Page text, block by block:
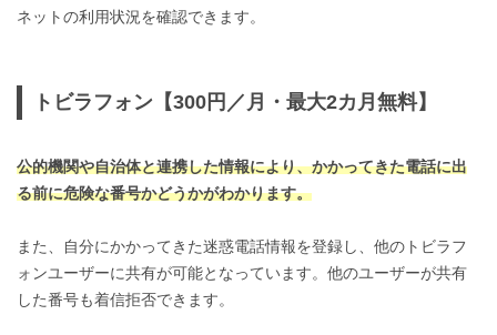
ネットの利用状況を確認できます。
トビラフォン【300円／月・最大2カ月無料】
公的機関や自治体と連携した情報により、かかってきた電話に出
る前に危険な番号かどうかがわかります。
また、自分にかかってきた迷惑電話情報を登録し、他のトビラフ
ォンユーザーに共有が可能となっています。他のユーザーが共有
した番号も着信拒否できます。